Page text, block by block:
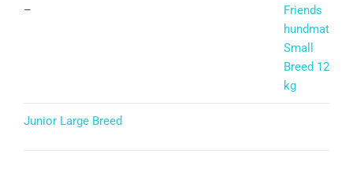
–
Junior Large Breed